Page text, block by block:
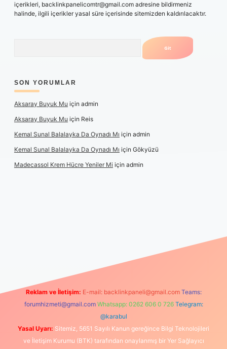
içerikleri, backlinkpanelicomtr@gmail.com adresine bildirmeniz
halinde, ilgili içerikler yasal süre içerisinde sitemizden kaldırılacaktır.
SON YORUMLAR
Aksaray Buyuk Mu için admin
Aksaray Buyuk Mu için Reis
Kemal Sunal Balalayka Da Oynadı Mı için admin
Kemal Sunal Balalayka Da Oynadı Mı için Gökyüzü
Madecassol Krem Hücre Yeniler Mi için admin
Reklam ve İletişim: E-mail: backlinkpaneli@gmail.com Teams:
forumhizmeti@gmail.com Whatsapp: 0262 606 0 726 Telegram:
@karabul
Yasal Uyarı: Sitemiz, 5651 Sayılı Kanun gereğince Bilgi Teknolojileri
ve İletişim Kurumu (BTK) tarafından onaylanmış bir Yer Sağlayıcı